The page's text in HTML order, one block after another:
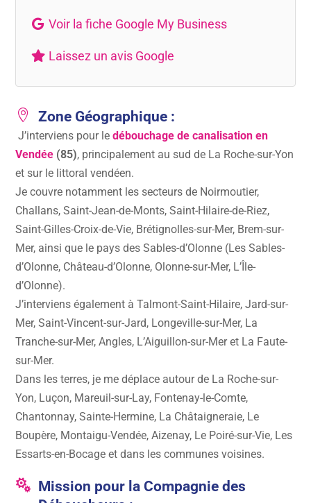
Voir la fiche Google My Business
Laissez un avis Google
 Zone Géographique :
J’interviens pour ledébouchage de canalisation en
Vendée (85), principalement au sud de La Roche-sur-Yon
et sur le littoral vendéen.
Je couvre notamment les secteurs de Noirmoutier,
Challans, Saint-Jean-de-Monts, Saint-Hilaire-de-Riez,
Saint-Gilles-Croix-de-Vie, Brétignolles-sur-Mer, Brem-sur-
Mer, ainsi que le pays des Sables-d’Olonne (Les Sables-
d’Olonne, Château-d’Olonne, Olonne-sur-Mer, L’Île-
d’Olonne).
J’interviens également à Talmont-Saint-Hilaire, Jard-sur-
Mer, Saint-Vincent-sur-Jard, Longeville-sur-Mer, La
Tranche-sur-Mer, Angles, L’Aiguillon-sur-Mer et La Faute-
sur-Mer.
Dans les terres, je me déplace autour de La Roche-sur-
Yon, Luçon, Mareuil-sur-Lay, Fontenay-le-Comte,
Chantonnay, Sainte-Hermine, La Châtaigneraie, Le
Boupère, Montaigu-Vendée, Aizenay, Le Poiré-sur-Vie, Les
Essarts-en-Bocage et dans les communes voisines.

Mission pour la Compagnie des